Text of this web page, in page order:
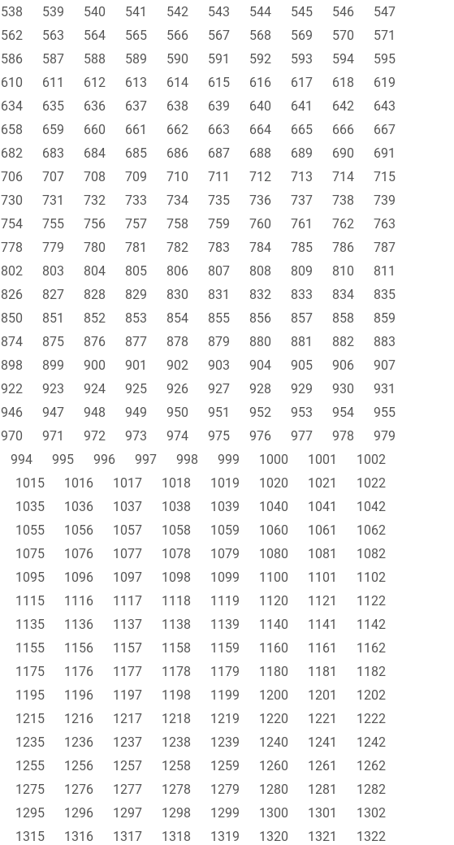
538 539 540 541 542 543 544 545 546
547
562 563 564 565 566 567 568 569 570
571
586 587 588 589 590 591 592 593 594
595
610 611 612 613 614 615 616 617 618
619
634 635 636 637 638 639 640 641 642
643
658 659 660 661 662 663 664 665 666
667
682 683 684 685 686 687 688 689 690
691
706 707 708 709 710 711 712 713 714
715
730 731 732 733 734 735 736 737 738
739
754 755 756 757 758 759 760 761 762
763
778 779 780 781 782 783 784 785 786
787
802 803 804 805 806 807 808 809 810
811
826 827 828 829 830 831 832 833 834
835
850 851 852 853 854 855 856 857 858
859
874 875 876 877 878 879 880 881 882
883
898 899 900 901 902 903 904 905 906
907
922 923 924 925 926 927 928 929 930
931
946 947 948 949 950 951 952 953 954
955
970 971 972 973 974 975 976 977 978
979
994 995 996 997 998 999 1000 1001
1002
1015 1016 1017 1018 1019 1020 1021
1022
1035 1036 1037 1038 1039 1040 1041
1042
1055 1056 1057 1058 1059 1060 1061
1062
1075 1076 1077 1078 1079 1080 1081
1082
1095 1096 1097 1098 1099 1100 1101
1102
1115 1116 1117 1118 1119 1120 1121
1122
1135 1136 1137 1138 1139 1140 1141
1142
1155 1156 1157 1158 1159 1160 1161
1162
1175 1176 1177 1178 1179 1180 1181
1182
1195 1196 1197 1198 1199 1200 1201
1202
1215 1216 1217 1218 1219 1220 1221
1222
1235 1236 1237 1238 1239 1240 1241
1242
1255 1256 1257 1258 1259 1260 1261
1262
1275 1276 1277 1278 1279 1280 1281
1282
1295 1296 1297 1298 1299 1300 1301
1302
1315 1316 1317 1318 1319 1320 1321
1322